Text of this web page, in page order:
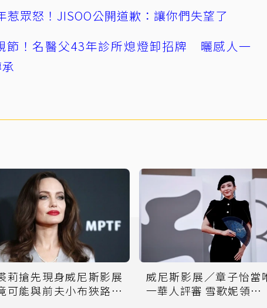
惹眾怒！JISOO公開道歉：讓你們失望了
節！名醫父43年診所熄燈卸招牌 曬感人一
莉搶先現身威尼斯影展
可能與前夫小布狹路相
威尼斯影展／章子怡當
一華人評審 雪歌妮領終身